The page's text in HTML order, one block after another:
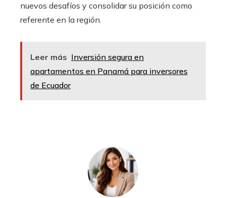
nuevos desafíos y consolidar su posición como
referente en la región.
Leer más Inversión segura en
apartamentos en Panamá para inversores
de Ecuador